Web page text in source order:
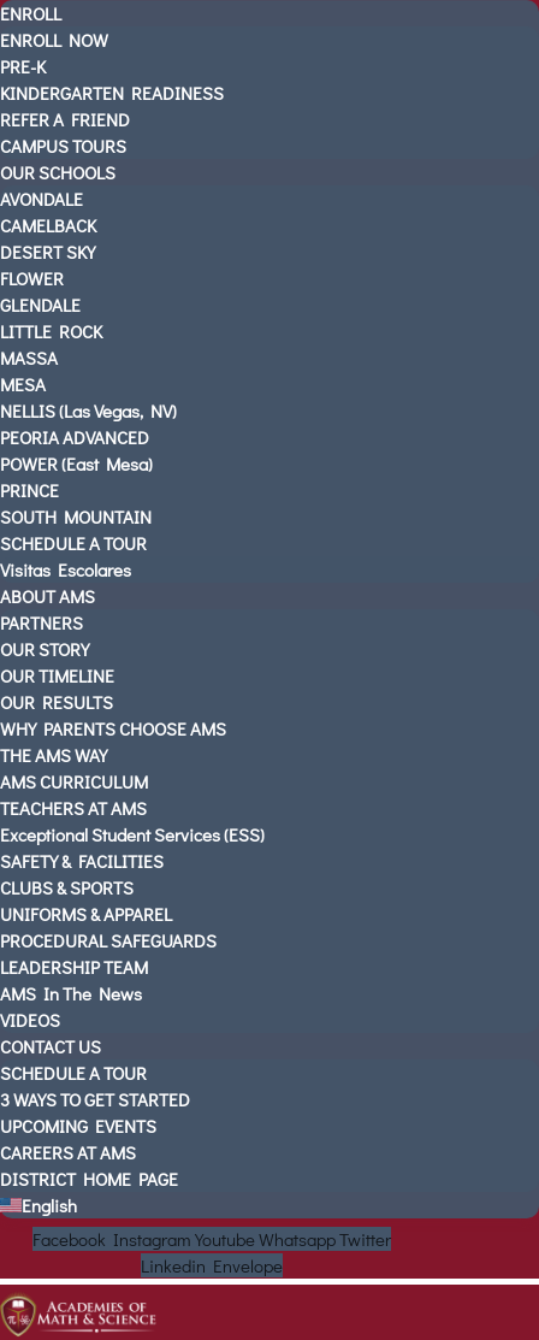
ENROLL
ENROLL NOW
PRE-K
KINDERGARTEN READINESS
REFER A FRIEND
CAMPUS TOURS
OUR SCHOOLS
AVONDALE
CAMELBACK
DESERT SKY
FLOWER
GLENDALE
LITTLE ROCK
MASSA
MESA
NELLIS (Las Vegas, NV)
PEORIA ADVANCED
POWER (East Mesa)
PRINCE
SOUTH MOUNTAIN
SCHEDULE A TOUR
Visitas Escolares
ABOUT AMS
PARTNERS
OUR STORY
OUR TIMELINE
OUR RESULTS
WHY PARENTS CHOOSE AMS
THE AMS WAY
AMS CURRICULUM
TEACHERS AT AMS
Exceptional Student Services (ESS)
SAFETY & FACILITIES
CLUBS & SPORTS
UNIFORMS & APPAREL
PROCEDURAL SAFEGUARDS
LEADERSHIP TEAM
AMS In The News
VIDEOS
CONTACT US
SCHEDULE A TOUR
3 WAYS TO GET STARTED
UPCOMING EVENTS
CAREERS AT AMS
DISTRICT HOME PAGE
English
Facebook Instagram Youtube WhatsappTwitter
Linkedin Envelope